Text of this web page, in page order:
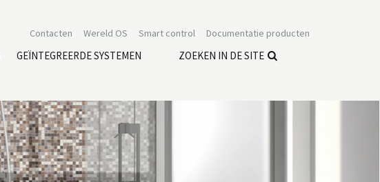
Documentatie producten
Smart control
Wereld OS
Contacten
GEÏNTEGREERDE SYSTEMEN
ZOEKEN IN DE SITE